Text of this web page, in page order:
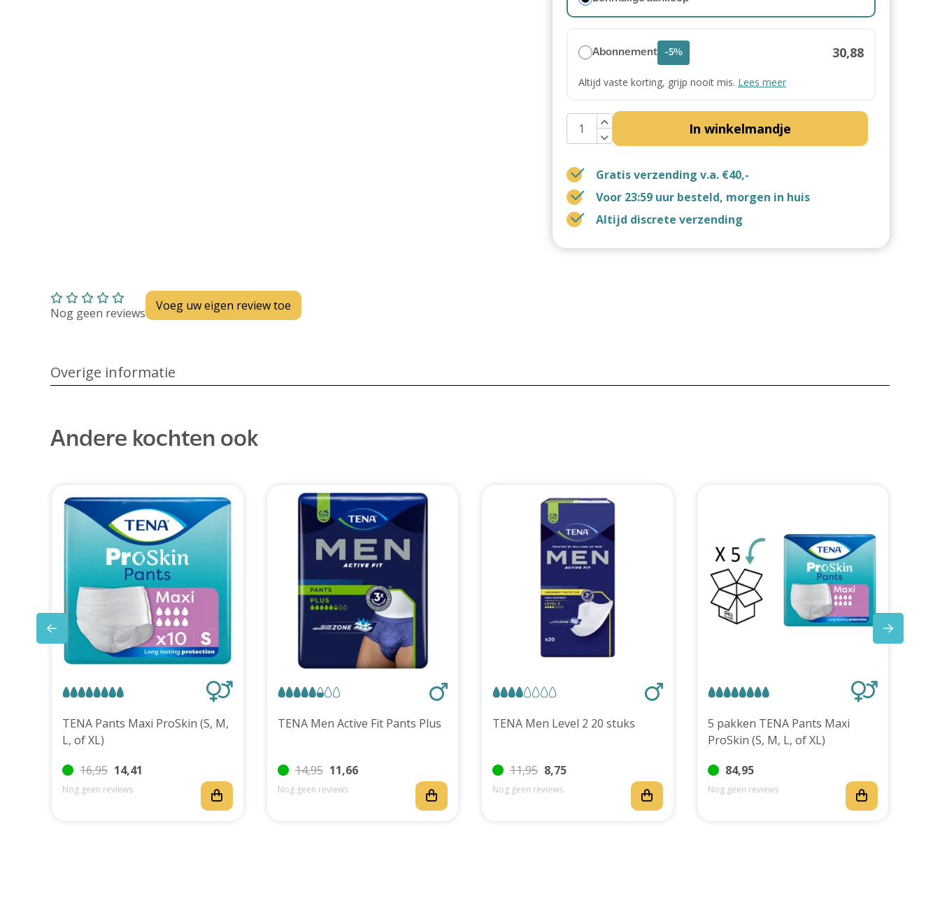
Abonnement -5% 30,88
Altijd vaste korting, grijp nooit mis. Lees meer
In winkelmandje
Gratis verzending v.a. €40,-
Voor 23:59 uur besteld, morgen in huis
Altijd discrete verzending
Nog geen reviews Voeg uw eigen review toe
Overige informatie
Andere kochten ook
TENA Pants Maxi ProSkin (S, M,
L, of XL)
16,95 14,41
Nog geen reviews
TENA Men Active Fit Pants Plus
14,95 11,66
Nog geen reviews
TENA Men Level 2 20 stuks
11,95 8,75
Nog geen reviews
5 pakken TENA Pants Maxi
ProSkin (S, M, L, of XL)
84,95
Nog geen reviews